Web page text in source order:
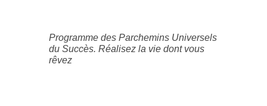
Programme des Parchemins Universels
du Succès. Réalisez la vie dont vous
rêvez